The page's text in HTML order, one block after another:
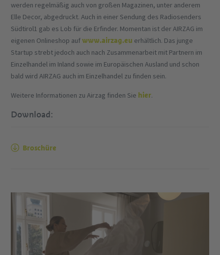
werden regelmäßig auch von großen Magazinen, unter anderem
Elle Decor, abgedruckt. Auch in einer Sendung des Radiosenders
Südtirol1 gab es Lob für die Erfinder. Momentan ist der AIRZAG im
eigenen Onlineshop aufwww.airzag.eu erhältlich. Das junge
Startup strebt jedoch auch nach Zusammenarbeit mit Partnern im
Einzelhandel im Inland sowie im Europäischen Ausland und schon
bald wird AIRZAG auch im Einzelhandel zu finden sein.
Weitere Informationen zu Airzag finden Sie hier.
Download:
Broschüre